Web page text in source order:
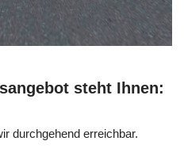
steht Ihnen:
durchgehend erreichbar.